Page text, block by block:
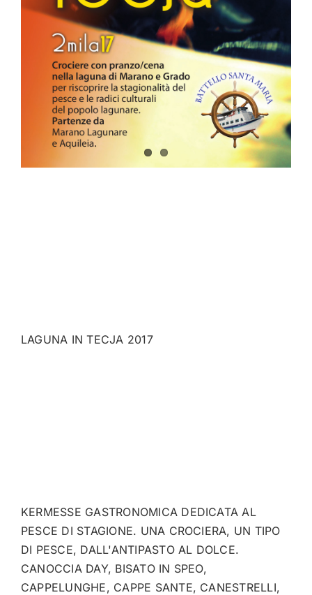
LAGUNA IN TECJA 2017
KERMESSE GASTRONOMICA DEDICATA AL
PESCE DI STAGIONE. UNA CROCIERA, UN TIPO
DI PESCE, DALL'ANTIPASTO AL DOLCE.
CANOCCIA DAY, BISATO IN SPEO,
CAPPELUNGHE, CAPPE SANTE, CANESTRELLI,